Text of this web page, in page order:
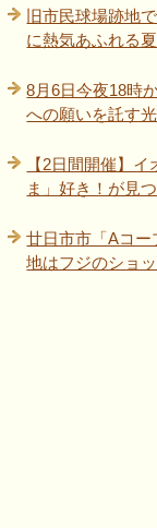
旧市民球場跡地
に熱気あふれる
8月6日今夜18時
への願いを託す光
【2日間開催】
ま」好き！が見
廿日市市「Aコ
地はフジのショ